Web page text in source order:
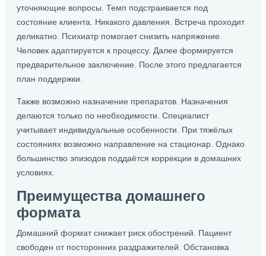
уточняющие вопросы. Темп подстраивается под
состояние клиента. Никакого давления. Встреча проходит
деликатно. Психиатр помогает снизить напряжение.
Человек адаптируется к процессу. Далее формируется
предварительное заключение. После этого предлагается
план поддержки.
Также возможно назначение препаратов. Назначения
делаются только по необходимости. Специалист
учитывает индивидуальные особенности. При тяжёлых
состояниях возможно направление на стационар. Однако
большинство эпизодов поддаётся коррекции в домашних
условиях.
Преимущества домашнего
формата
Домашний формат снижает риск обострений. Пациент
свободен от посторонних раздражителей. Обстановка